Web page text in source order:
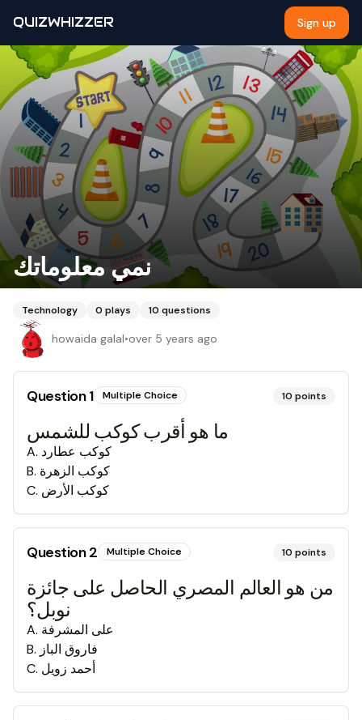
QUIZWHIZZER Sign up
نمي معلوماتك
Technology 0 plays 10 questions
howaida galal•over 5 years ago
Question1 Multiple Choice 10 points
ما هو أقرب كوكب للشمس
A. كوكب عطارد
B. كوكب الزهرة
C. كوكب الأرض
Question2 Multiple Choice 10 points
من هو العالم المصري الحاصل على جائزة
نوبل؟
A. على المشرفة
B. فاروق الباز
C. أحمد زويل